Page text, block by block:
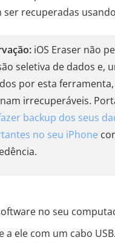
ser recuperadas
iOS Eraser não
seletiva de dados e,
por esta
irrecuperáveis.
backup dos seus
no seu iPhone
no seu
a ele com um cabo